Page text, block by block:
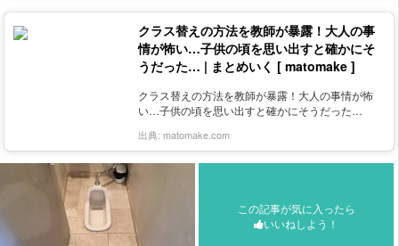
クラス替えの方法を教師が暴露！大人の事
情が怖い…子供の頃を思い出すと確かにそ
うだった… | まとめいく [ matomake ]
クラス替えの方法を教師が暴露！大人の事情が怖
い…子供の頃を思い出すと確かにそうだった…
出典: matomake.com
この記事が気に入ったら
いいねしよう！